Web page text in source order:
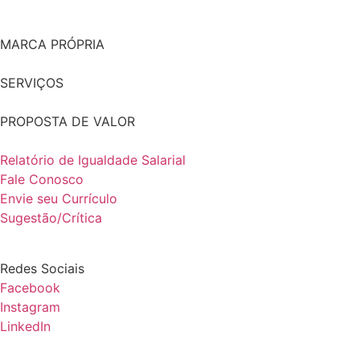
MARCA PRÓPRIA
SERVIÇOS
PROPOSTA DE VALOR
Relatório de Igualdade Salarial
Fale Conosco
Envie seu Currículo
Sugestão/Crítica
Redes Sociais
Facebook
Instagram
LinkedIn